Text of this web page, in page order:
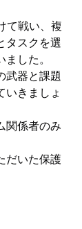
て戦い、複
タスクを選
した。
武器と課題
いきましょ
関係者のみ
だいた保護